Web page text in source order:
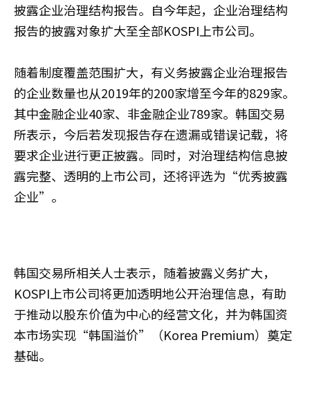
披露企业治理结构报告。自今年起，企业治理结构
报告的披露对象扩大至全部KOSPI上市公司。
随着制度覆盖范围扩大，‌有义务披露企业治理报告
的企业‌数量也从2019年的200家增至今年的829家。
其中金融企业40家、非金融企业789家。韩国交易
所表示，今后若发现报告存在遗漏或错误记载，将
要求企业进行更正披露。同时，对治理结构信息披
露完整、透明的上市公司，还将评选为“优秀披露
企业”。
韩国交易所相关人士表示，随着披露义务扩大，
KOSPI上市公司将更加透明地公开治理信息，有助
于推动以股东价值为中心的经营文化，并为韩国资
本市场实现“韩国溢价”（Korea Premium）奠定
基础。